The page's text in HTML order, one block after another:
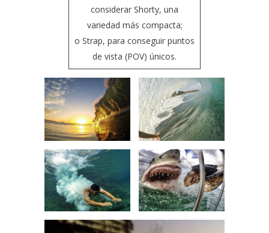
considerar Shorty, una
variedad más compacta;
o Strap, para conseguir puntos
de vista (POV) únicos.